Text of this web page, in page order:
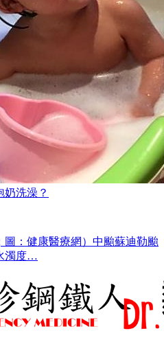
洗澡？
圖：健康醫療網）中颱蘇迪勒颱
濁度…